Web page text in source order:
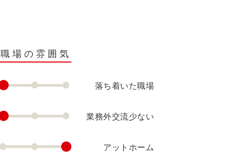
職場の雰囲気
落ち着いた職場
業務外交流少ない
アットホーム